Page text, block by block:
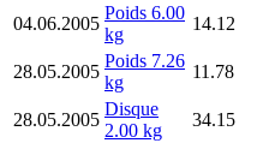
04.06.2005
Poids 6.00
kg
14.12
28.05.2005
Poids 7.26
kg
11.78
28.05.2005
Disque
2.00 kg
34.15